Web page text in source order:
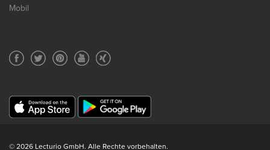
Mobil
© 2026 Lecturio GmbH. Alle Rechte vorbehalten.